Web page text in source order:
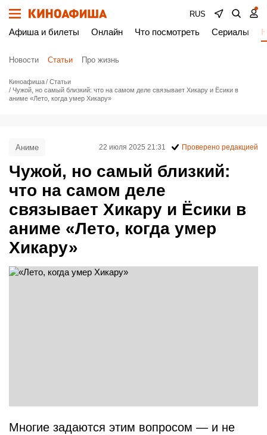
RUS
Афиша и билеты Онлайн Что посмотреть Сериалы
Новости Статьи Про жизнь
Киноафиша
Статьи
Чужой, но самый близкий: что на самом деле связывает Хикару и Ёсики в
аниме «Лето, когда умер Хикару»
Чужой, но самый близкий:
что на самом деле
связывает Хикару и Ёсики в
аниме «Лето, когда умер
Хикару»
Аниме 22 июля 2025 21:31 Проверено редакцией
Многие задаются этим вопросом — и не